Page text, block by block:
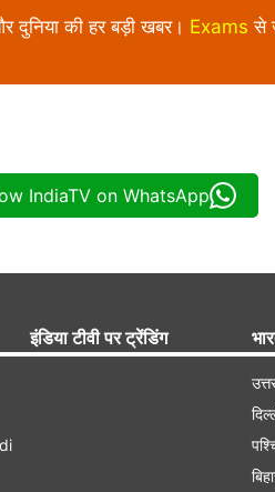
दुनिया की हर बड़ी खबर। Exams से
IndiaTV on WhatsApp
इंडिया टीवी पर ट्रेंडिंग